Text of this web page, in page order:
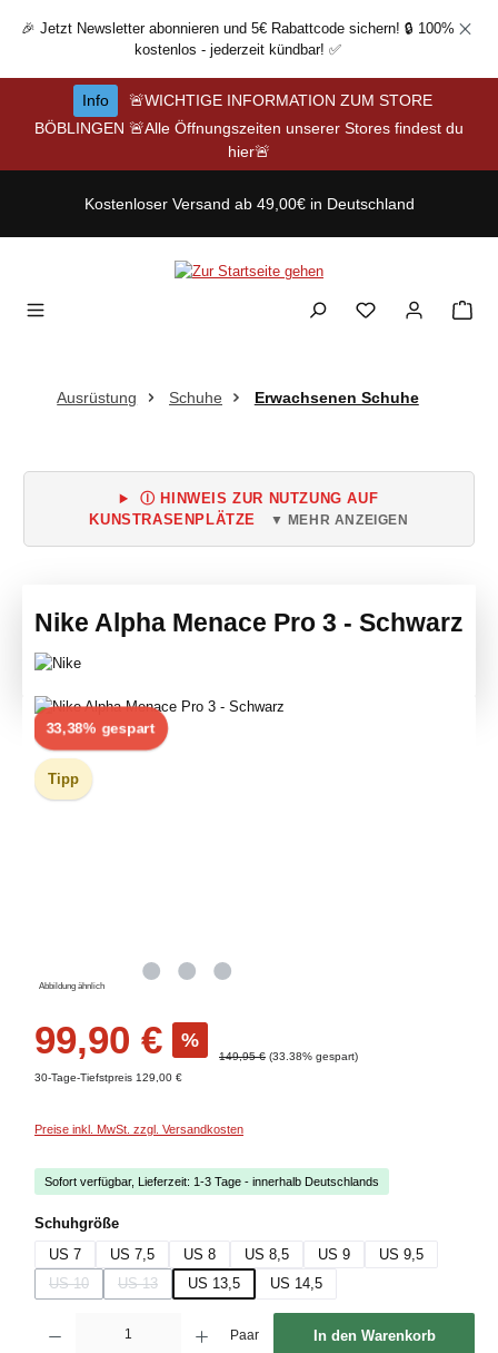
Zum Hauptinhalt springen
🎉 Jetzt Newsletter abonnieren und 5€ Rabattcode sichern! 🔒 100%
kostenlos - jederzeit kündbar! ✅
Info
🚨WICHTIGE INFORMATION ZUM STORE
BÖBLINGEN 🚨Alle Öffnungszeiten unserer Stores findest du
hier🚨
Kostenloser Versand ab 49,00€ in Deutschland
Ausrüstung Schuhe Erwachsenen Schuhe
Ⓘ HINWEIS ZUR NUTZUNG AUF
KUNSTRASENPLÄTZE
▼ MEHR ANZEIGEN
Nike Alpha Menace Pro 3 - Schwarz
Bildergalerie überspringen
33,38% gespart Rabatt
Tipp
Abbildung ähnlich
99,90 € %
Regulärer Preis:
149,95 € (33.38% gespart)
30-Tage-Tiefstpreis 129,00 €
Preise inkl. MwSt. zzgl. Versandkosten
Sofort verfügbar, Lieferzeit: 1-3 Tage - innerhalb Deutschlands
Schuhgrößeauswählen
US 7
US 7,5 US 8 US 8,5 US 9
US 9,5
US 10
(Diese Option ist zurzeit nicht verfügbar.)
US 13
(Diese Option ist zurzeit nicht verfügbar.)
US 13,5 US 14,5
Paar In den Warenkorb